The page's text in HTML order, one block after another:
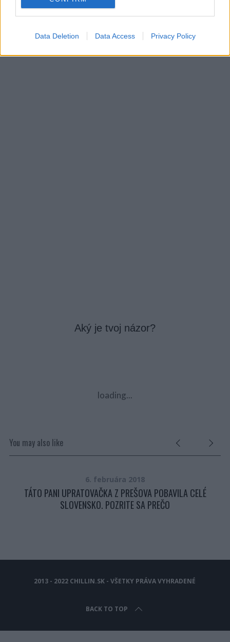
Data Deletion Data Access Privacy Policy
Máte vysokú spotrebu vody a málo úspor na blížiace sa ročné
29. januára 2025
Aký je tvoj názor?
loading...
You may also like
6. februára 2018
TÁTO PANI UPRATOVAČKA Z PREŠOVA POBAVILA CELÉ
SLOVENSKO. POZRITE SA PREČO
2013 - 2022 CHILLIN.SK - VŠETKY PRÁVA VYHRADENÉ
BACK TO TOP